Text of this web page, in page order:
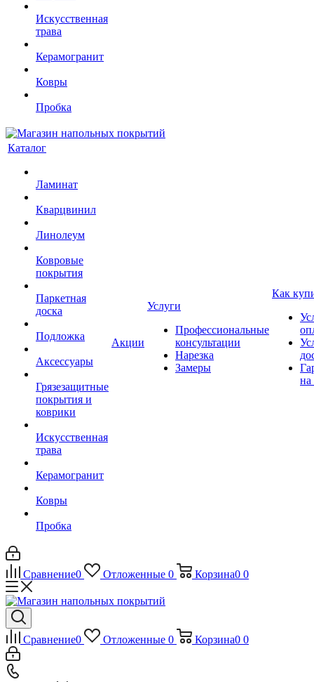
Искусственная
трава
Керамогранит
Ковры
Пробка
Каталог
Ламинат
Кварцвинил
Линолеум
Ковровые
покрытия
Паркетная
доска
Подложка
Аксессуары
Грязезащитные
покрытия и
коврики
Искусственная
трава
Керамогранит
Ковры
Пробка
Акции
Услуги
Профессиональные
консультации
Нарезка
Замеры
Как
на
Сравнение0 Отложенные 0 Корзина0 0
Сравнение0 Отложенные 0 Корзина0 0